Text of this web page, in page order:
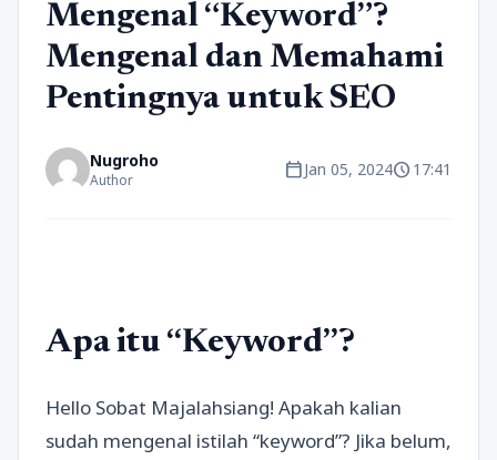
Mengenal “Keyword”?
Mengenal dan Memahami
Pentingnya untuk SEO
Nugroho
Author calendar_todayJan 05, 2024schedule17:41
Apa itu “Keyword”?
Hello Sobat Majalahsiang! Apakah kalian
sudah mengenal istilah “keyword”? Jika belum,